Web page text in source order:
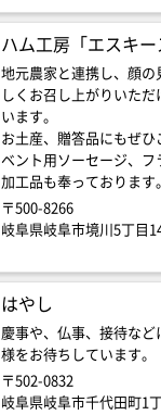
ハム工房「エスキー
地元農家と連携し、顔の
しくお召し上がりいた
います。
お土産、贈答品にもぜひ
ベント用ソーセージ、フ
加工品も奉っております
〒500-8266
岐阜県岐阜市境川5丁目
はやし
慶事や、仏事、接待など
様をお待ちしています。
〒502-0832
岐阜県岐阜市千代田町1